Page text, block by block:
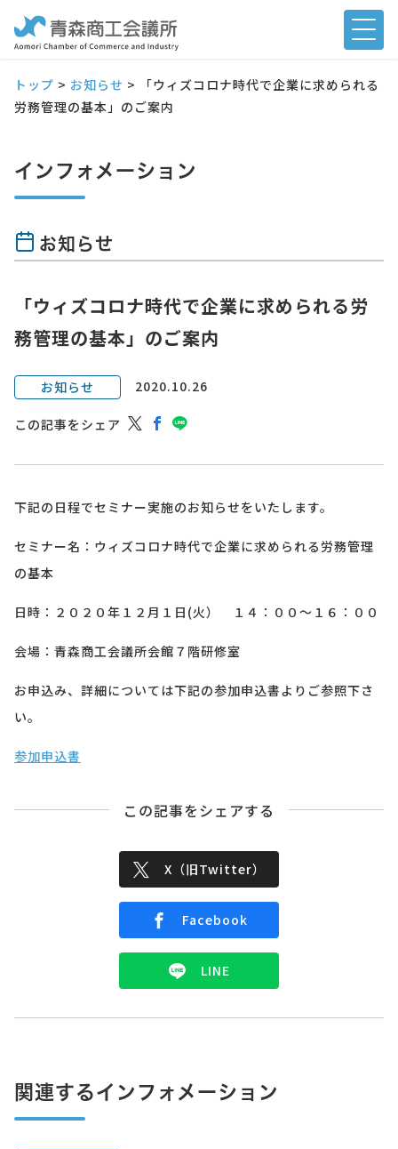
トップ > お知らせ >
「ウィズコロナ時代で企業に求められる
労務管理の基本」のご案内
インフォメーション
お知らせ
「ウィズコロナ時代で企業に求められる労
務管理の基本」のご案内
お知らせ 2020.10.26
この記事をシェア
下記の日程でセミナー実施のお知らせをいたします。
セミナー名：ウィズコロナ時代で企業に求められる労務管理
の基本
日時：２０２０年１２月１日(火） １４：００～１６：００
会場：青森商工会議所会館７階研修室
お申込み、詳細については下記の参加申込書よりご参照下さ
い。
参加申込書
この記事をシェアする
X（旧Twitter）
Facebook
LINE
関連するインフォメーション